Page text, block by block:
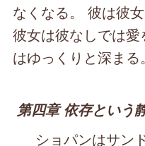
なくなる。 彼は彼
彼女は彼なしでは
はゆっくりと深まる。
第四章 依存という
ショパンはサン